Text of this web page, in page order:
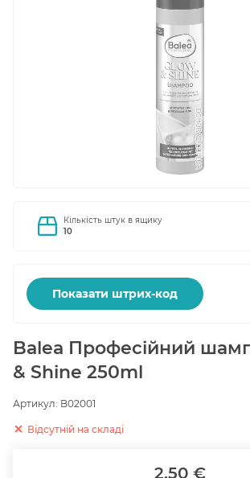
Кількість штук в ящику
10
Показати штрих-код
Balea Професійний
& Shine 250ml
Артикул: B02001
Відсутній на складі
2.50 €